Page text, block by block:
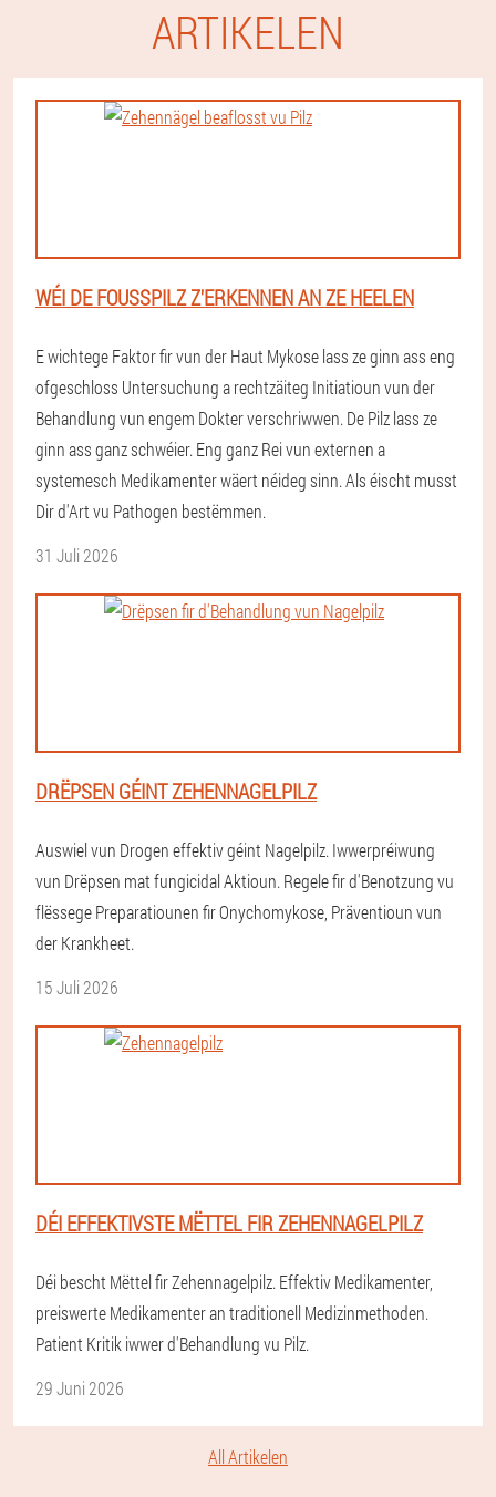
ARTIKELEN
WÉI DE FOUSSPILZ Z'ERKENNEN AN ZE HEELEN
E wichtege Faktor fir vun der Haut Mykose lass ze ginn ass eng
ofgeschloss Untersuchung a rechtzäiteg Initiatioun vun der
Behandlung vun engem Dokter verschriwwen. De Pilz lass ze
ginn ass ganz schwéier. Eng ganz Rei vun externen a
systemesch Medikamenter wäert néideg sinn. Als éischt musst
Dir d'Art vu Pathogen bestëmmen.
31 Juli 2026
DRËPSEN GÉINT ZEHENNAGELPILZ
Auswiel vun Drogen effektiv géint Nagelpilz. Iwwerpréiwung
vun Drëpsen mat fungicidal Aktioun. Regele fir d'Benotzung vu
flëssege Preparatiounen fir Onychomykose, Präventioun vun
der Krankheet.
15 Juli 2026
DÉI EFFEKTIVSTE MËTTEL FIR ZEHENNAGELPILZ
Déi bescht Mëttel fir Zehennagelpilz. Effektiv Medikamenter,
preiswerte Medikamenter an traditionell Medizinmethoden.
Patient Kritik iwwer d'Behandlung vu Pilz.
29 Juni 2026
All Artikelen